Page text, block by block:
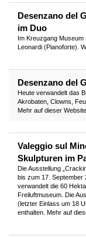
Desenzano del
im Duo
Im Kreuzgang
Leonardi (Pianoforte).
Desenzano del
Heute verwandelt das
Akrobaten, Clowns,
Mehr auf dieser Website
Valeggio sul
Skulpturen im
Die Ausstellung
bis zum 17. September
verwandelt die 60
Freiluftmuseum. Die
(letzter Einlass um 18
enthalten. Mehr auf